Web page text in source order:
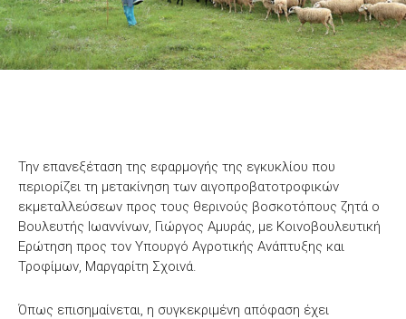
Την επανεξέταση της εφαρμογής της εγκυκλίου που
περιορίζει τη μετακίνηση των αιγοπροβατοτροφικών
εκμεταλλεύσεων προς τους θερινούς βοσκοτόπους ζητά ο
Βουλευτής Ιωαννίνων, Γιώργος Αμυράς, με Κοινοβουλευτική
Ερώτηση προς τον Υπουργό Αγροτικής Ανάπτυξης και
Τροφίμων, Μαργαρίτη Σχοινά.
Όπως επισημαίνεται, η συγκεκριμένη απόφαση έχει